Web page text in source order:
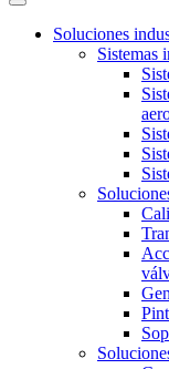
Soluciones
Sistemas